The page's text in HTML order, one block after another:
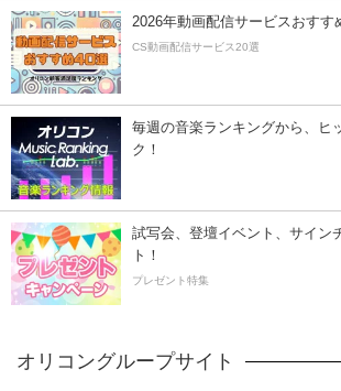
2026年動画配信サービスおすす
CS動画配信サービス20選
毎週の音楽ランキングから、ヒ
ク！
試写会、登壇イベント、サイン
ト！
プレゼント特集
オリコングループサイト